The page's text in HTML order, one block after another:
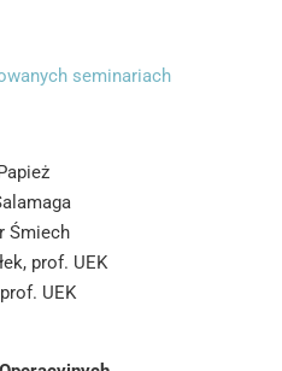
seminariach
Śmiech
prof. UEK
UEK